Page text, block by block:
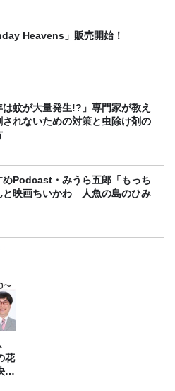
Heavens」販売開始！
は蚊が大量発生!?」専門家が教え
されないための対策と虫除け剤の
めPodcast・みうら五郎「もっち
と映画ちいかわ 人魚の島のひみ
花